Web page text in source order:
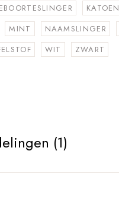
KATOEN
MINT NAAMSLINGER
WIT ZWART
(1)